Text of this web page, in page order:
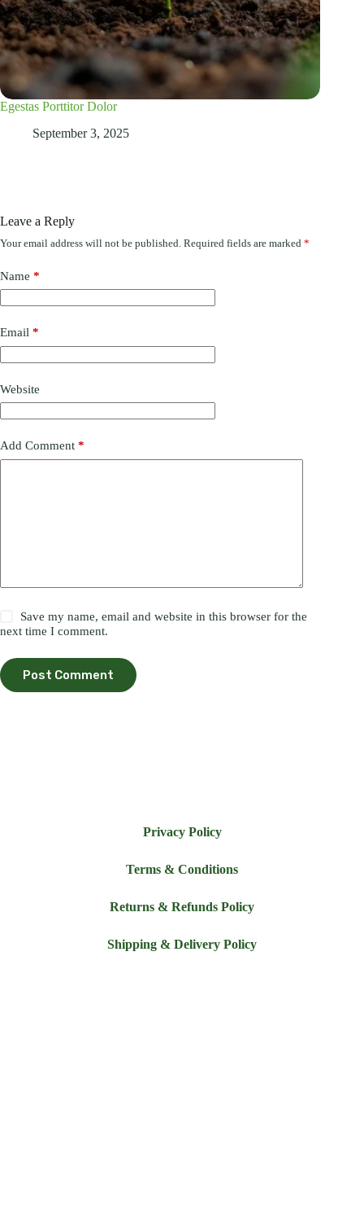
Egestas Porttitor Dolor
September 3, 2025
Leave a Reply
Your email address will not be published. Required fields are marked *
Name *
Email *
Website
Add Comment *
Save my name, email and website in this browser for the
next time I comment.
Post Comment
Privacy Policy
Terms & Conditions
Returns & Refunds Policy
Shipping & Delivery Policy